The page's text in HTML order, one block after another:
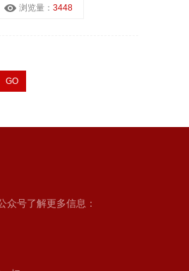
浏览量： 3448
众号了解更多信息：